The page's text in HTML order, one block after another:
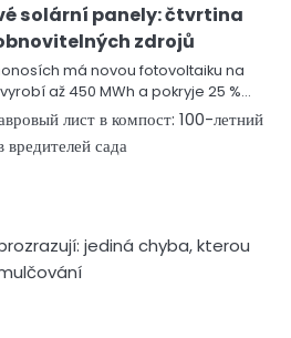
solární panely: čtvrtina
zdrojů
má novou fotovoltaiku na
až 450 MWh a pokryje 25 %…
лист в компост: 100-летний
сада
jediná chyba, kterou